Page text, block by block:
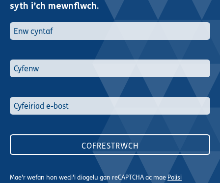
syth i’ch mewnflwch.
Mae'r wefan hon wedi'i diogelu gan reCAPTCHA ac maePolisi